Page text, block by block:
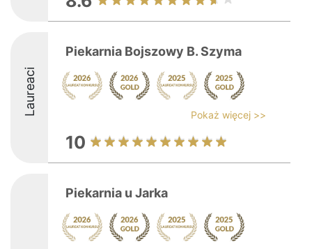
Laureaci
Piekarnia Bojszowy B. Szyma
Pokaż więcej >>
10
Piekarnia u Jarka